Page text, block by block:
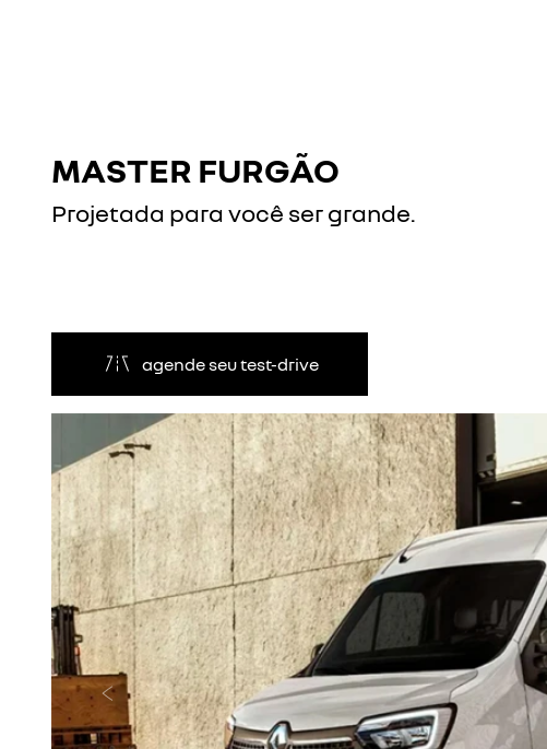
MASTER FURGÃO
Projetada para você ser grande.
agende seu test-drive
Anterior